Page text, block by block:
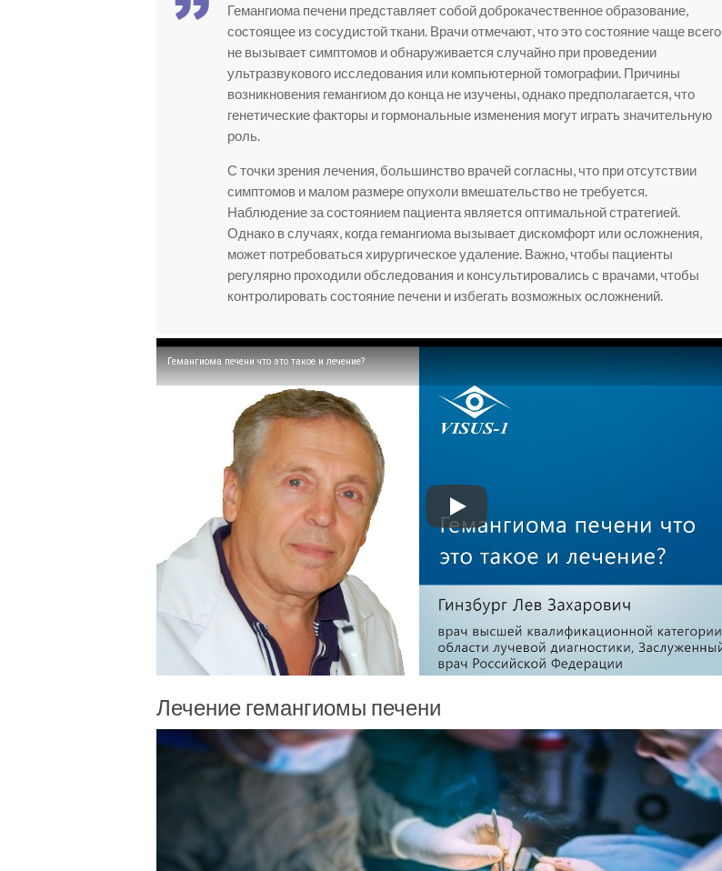
Гемангиома печени представляет собой доброкачественное образование,
состоящее из сосудистой ткани. Врачи отмечают, что это состояние чаще всего
не вызывает симптомов и обнаруживается случайно при проведении
ультразвукового исследования или компьютерной томографии. Причины
возникновения гемангиом до конца не изучены, однако предполагается, что
генетические факторы и гормональные изменения могут играть значительную
роль.
С точки зрения лечения, большинство врачей согласны, что при отсутствии
симптомов и малом размере опухоли вмешательство не требуется.
Наблюдение за состоянием пациента является оптимальной стратегией.
Однако в случаях, когда гемангиома вызывает дискомфорт или осложнения,
может потребоваться хирургическое удаление. Важно, чтобы пациенты
регулярно проходили обследования и консультировались с врачами, чтобы
контролировать состояние печени и избегать возможных осложнений.
Гемангиома печени что это такое и лечение?
Лечение гемангиомы печени